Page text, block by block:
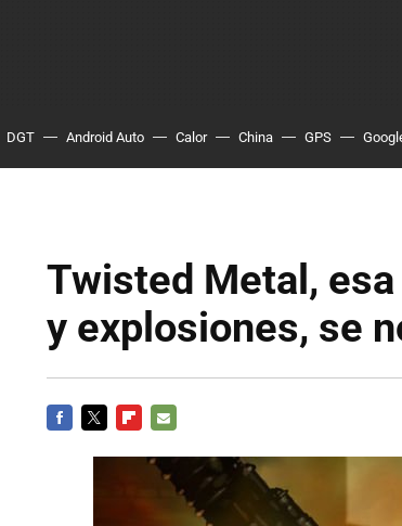
DGT Android Auto Calor China GPS
Twisted Metal,
y explosiones, se
MAIL